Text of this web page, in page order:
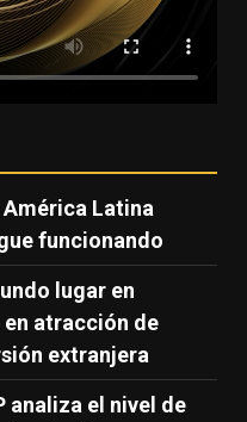
América Latina
funcionando
lugar en
atracción de
extranjera
analiza el nivel de